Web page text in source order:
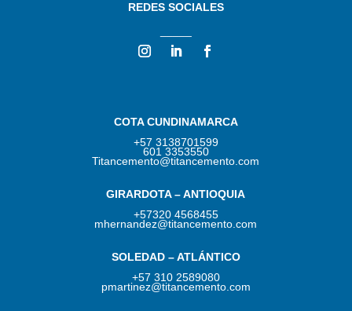
REDES SOCIALES
COTA CUNDINAMARCA
+57 3138701599
601 3353550
Titancemento@titancemento.com
GIRARDOTA – ANTIOQUIA
+57320 4568455
mhernandez@titancemento.com
SOLEDAD – ATLÁNTICO
+57 310 2589080
pmartinez@titancemento.com​